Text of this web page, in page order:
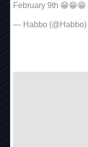
February 9th 😁😁😁
— Habbo (@Habbo)